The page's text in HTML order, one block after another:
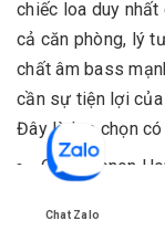
chiếc loa duy
cả căn phòng, lý
chất âm bass
cần sự tiện lợi
Đây là lựa chọn
Chọn Denon
nhạc khó tính
cần sự linh hoạt
Chat Zalo